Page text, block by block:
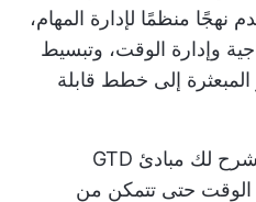
نهجًا منظمًا لإدارة المهام،
وإدارة الوقت، وتبسيط
إلى خطط قابلة
في هذا الدليل الشامل، سنشرح لك مبادئ GTD
الوقت حتى تتمكن من